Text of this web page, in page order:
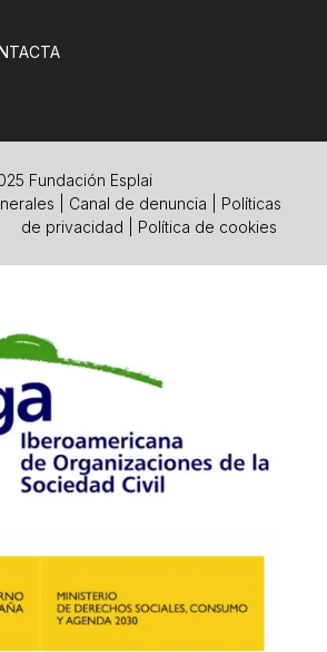
Fundación Esplai
Canal de denuncia
Políticas
de privacidad
Política de cookies